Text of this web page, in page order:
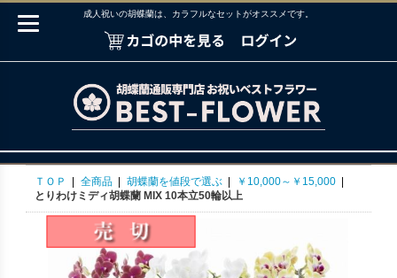
成人祝いの胡蝶蘭は、カラフルなセットがオススメです。
ＴＯＰ 全商品 胡蝶蘭を値段で選ぶ ￥10,000～￥15,000
とりわけミディ胡蝶蘭 MIX 10本立50輪以上